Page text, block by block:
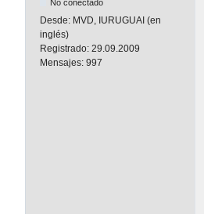
No conectado
Desde: MVD, IURUGUAI (en
inglés)
Registrado: 29.09.2009
Mensajes: 997